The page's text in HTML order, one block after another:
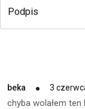
Podpis
beka 3
chyba wolałem ten